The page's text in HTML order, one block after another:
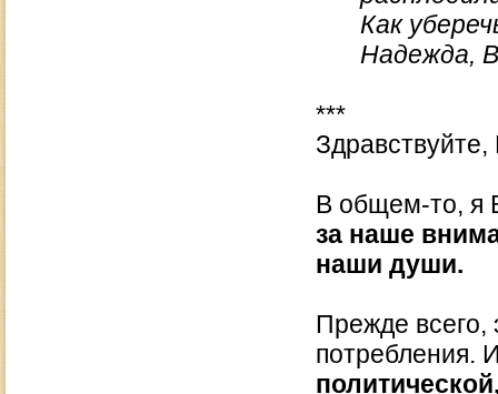
Как
Надежда,
***
В общем-то, я
за наше
наши души.
Прежде всего,
потребления.